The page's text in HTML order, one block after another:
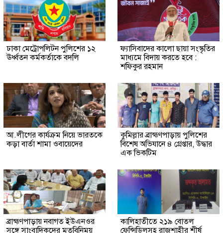
ঢাকা মেট্রোপলিটন পুলিশের ১২
ঊর্ধ্বতন কর্মকর্তাকে বদলি
ফ্যাসিবাদের কালো ছায়া সংস্কৃতির
মাধ্যমে বিদায় করতে হবে :
শফিকুর রহমান
আ.লীগের কার্যক্রম নিয়ে ভারতকে
কড়া বার্তা শামা ওবায়েদের
কুমিল্লার ব্রাহ্মণপাড়ায় পুলিশের
বিশেষ অভিযানে ৪ গ্রেপ্তার, উদ্ধার
এক ভিকটিম
ব্রাহ্মণপাড়ায় নবাগত ইউএনওর
সঙ্গে সাংবাদিকদের মতবিনিময়
কালিহাতীতে ২১৯ বোতল
ফেন্সিডিলসহ রাজশাহীর শীর্ষ